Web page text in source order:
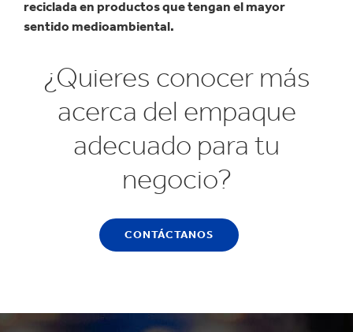
reciclada en productos que tengan el mayor
sentido medioambiental.
¿Quieres conocer más
acerca del empaque
adecuado para tu
negocio?
CONTÁCTANOS